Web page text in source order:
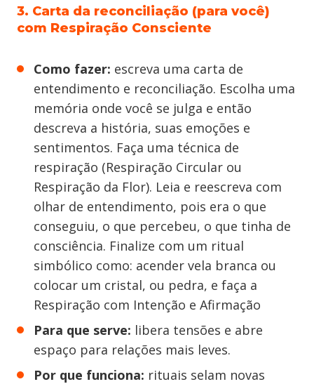
3. Carta da reconciliação (para você)
com Respiração Consciente
Como fazer: escreva uma carta de
entendimento e reconciliação. Escolha uma
memória onde você se julga e então
descreva a história, suas emoções e
sentimentos. Faça uma técnica de
respiração (Respiração Circular ou
Respiração da Flor). Leia e reescreva com
olhar de entendimento, pois era o que
conseguiu, o que percebeu, o que tinha de
consciência. Finalize com um ritual
simbólico como: acender vela branca ou
colocar um cristal, ou pedra, e faça a
Respiração com Intenção e Afirmação
Para que serve: libera tensões e abre
espaço para relações mais leves.
Por que funciona: rituais selam novas